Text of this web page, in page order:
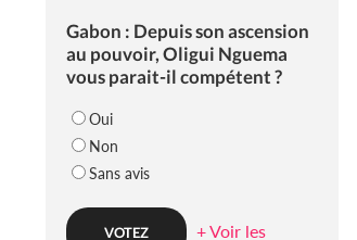
Gabon : Depuis son ascension
au pouvoir, Oligui Nguema
vous parait-il compétent ?
Oui
Non
Sans avis
+ Voir les